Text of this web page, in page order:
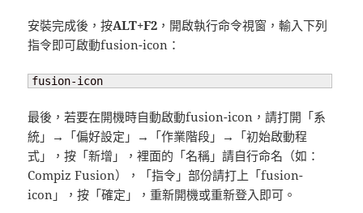
安裝完成後，按ALT+F2 ，開啟執行命令視窗，輸入下列
指令即可啟動fusion-icon：
fusion-icon
最後，若要在開機時自動啟動fusion-icon，請打開「系
統」→「偏好設定」→「作業階段」→「初始啟動程
式」，按「新增」，裡面的「名稱」請自行命名（如：
Compiz Fusion），「指令」部份請打上「fusion-
icon」，按「確定」，重新開機或重新登入即可。